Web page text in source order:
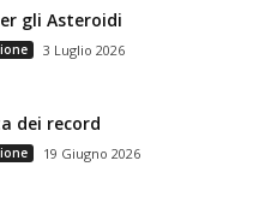
gli Asteroidi
3 Luglio 2026
dei record
19 Giugno 2026